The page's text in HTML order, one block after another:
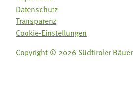
Datenschutz
Transparenz
Cookie-Einstellungen
Copyright © 2026 Südtiroler